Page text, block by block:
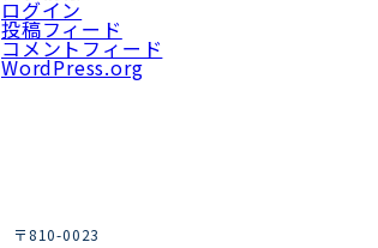
ログイン
投稿フィード
コメントフィード
WordPress.org
〒810-0023